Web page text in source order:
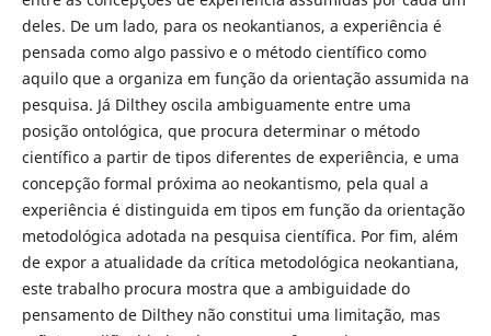
deles. De um lado, para os neokantianos, a experiência é
pensada como algo passivo e o método científico como
aquilo que a organiza em função da orientação assumida na
pesquisa. Já Dilthey oscila ambiguamente entre uma
posição ontológica, que procura determinar o método
científico a partir de tipos diferentes de experiência, e uma
concepção formal próxima ao neokantismo, pela qual a
experiência é distinguida em tipos em função da orientação
metodológica adotada na pesquisa científica. Por fim, além
de expor a atualidade da crítica metodológica neokantiana,
este trabalho procura mostra que a ambiguidade do
pensamento de Dilthey não constitui uma limitação, mas